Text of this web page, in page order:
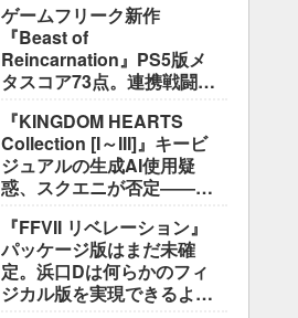
ゲームフリーク新作
『Beast of
Reincarnation』PS5版メ
タスコア73点。連携戦闘は
き”には不満
『KINGDOM HEARTS
Collection [I～III]』キービ
ジュアルの生成AI使用疑
惑、スクエニが否定――不
ス」
『FFVII リベレーション』
パッケージ版はまだ未確
定。浜口Dは何らかのフィ
ジカル版を実現できるよう